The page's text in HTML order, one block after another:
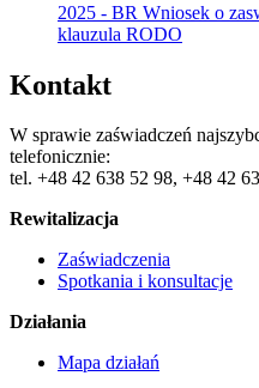
2025 - BR Wniosek o
klauzula RODO
Kontakt
W sprawie zaświadczeń
telefonicznie:
tel. +48 42 638 52 98, +48 42
Rewitalizacja
Zaświadczenia
Spotkania i konsultacje
Działania
Mapa działań